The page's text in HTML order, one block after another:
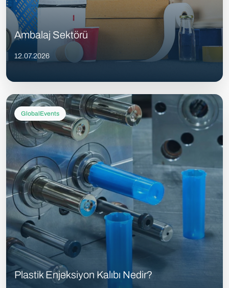
Ambalaj Sektörü
12.07.2026
GlobalEvents
Plastik Enjeksiyon Kalıbı Nedir?